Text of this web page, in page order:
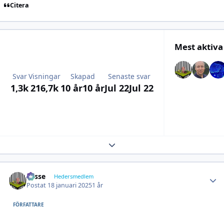
Citera
Svar
1,3k
Visningar
216,7k
Skapad
10 år10 år
Senaste svar
Jul 22Jul 22
Mest
Expand topic overview
Lasse Hedersmedlem
Postat 18 januari 20251 år
FÖRFATTARE